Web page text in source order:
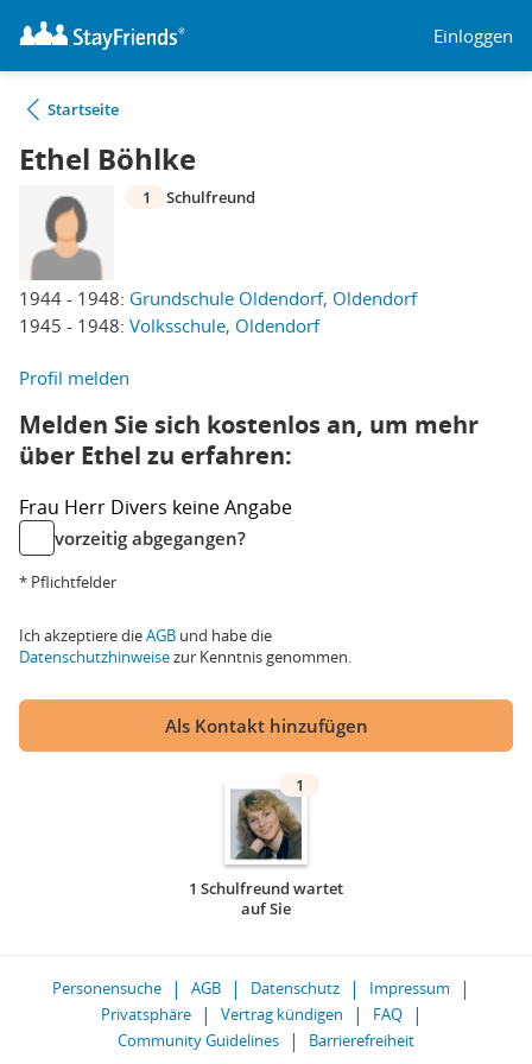
Einloggen
Startseite
Ethel Böhlke
1944 - 1948: Grundschule Oldendorf, Oldendorf
1945 - 1948: Volksschule, Oldendorf
1 Schulfreund
Profil melden
Melden Sie sich kostenlos an, um mehr
über Ethel zu erfahren:
Frau Herr Divers keine Angabe
vorzeitig abgegangen?
* Pflichtfelder
Ich akzeptiere dieAGB und habe die
Datenschutzhinweisezur Kenntnis genommen.
Als Kontakt hinzufügen
1
1 Schulfreund wartet
auf Sie
Personensuche AGB Datenschutz
Impressum
Privatsphäre
Vertrag kündigen
FAQ
Community Guidelines
Barrierefreiheit